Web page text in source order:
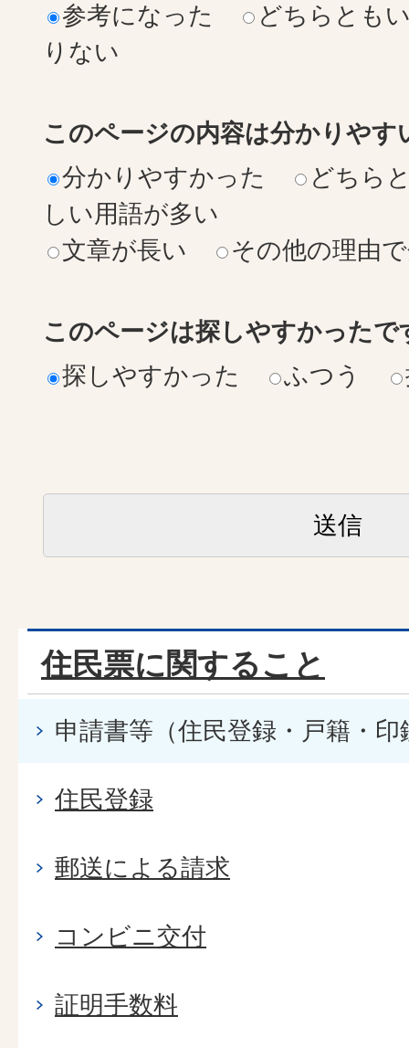
参考になった
どちらとも
りない
このページの内容は分かりやす
分かりやすかった
どちら
しい用語が多い
文章が長い
その他の理由
このページは探しやすかったで
探しやすかった
ふつう
住民票に関すること
申請書等（住民登録・戸籍・
住民登録
郵送による請求
コンビニ交付
証明手数料